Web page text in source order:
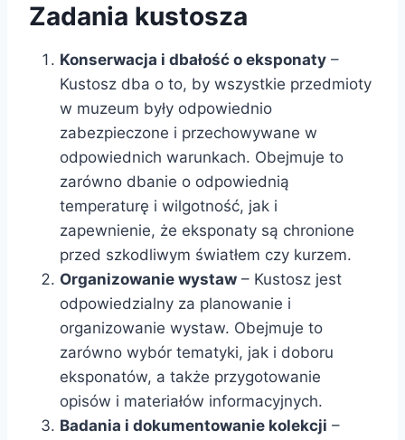
Zadania kustosza
Konserwacja i dbałość o eksponaty –
Kustosz dba o to, by wszystkie przedmioty
w muzeum były odpowiednio
zabezpieczone i przechowywane w
odpowiednich warunkach. Obejmuje to
zarówno dbanie o odpowiednią
temperaturę i wilgotność, jak i
zapewnienie, że eksponaty są chronione
przed szkodliwym światłem czy kurzem.
Organizowanie wystaw – Kustosz jest
odpowiedzialny za planowanie i
organizowanie wystaw. Obejmuje to
zarówno wybór tematyki, jak i doboru
eksponatów, a także przygotowanie
opisów i materiałów informacyjnych.
Badania i dokumentowanie kolekcji –